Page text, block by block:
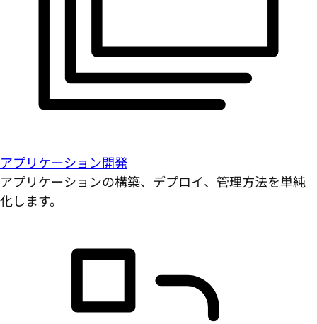
アプリケーション開発
アプリケーションの構築、デプロイ、管理方法を単純
化します。